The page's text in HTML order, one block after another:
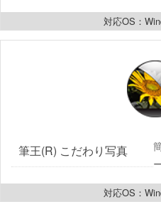
対応OS：
筆王(R) こだわり写真
対応OS：